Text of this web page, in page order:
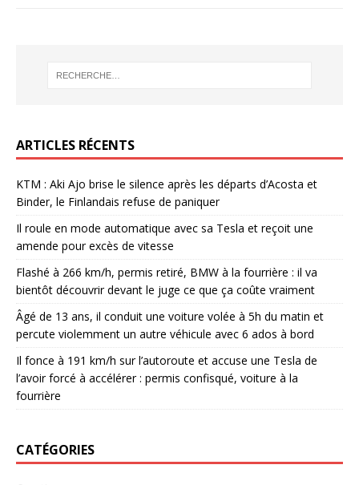
ARTICLES RÉCENTS
KTM : Aki Ajo brise le silence après les départs d’Acosta et
Binder, le Finlandais refuse de paniquer
Il roule en mode automatique avec sa Tesla et reçoit une
amende pour excès de vitesse
Flashé à 266 km/h, permis retiré, BMW à la fourrière : il va
bientôt découvrir devant le juge ce que ça coûte vraiment
Âgé de 13 ans, il conduit une voiture volée à 5h du matin et
percute violemment un autre véhicule avec 6 ados à bord
Il fonce à 191 km/h sur l’autoroute et accuse une Tesla de
l’avoir forcé à accélérer : permis confisqué, voiture à la
fourrière
CATÉGORIES